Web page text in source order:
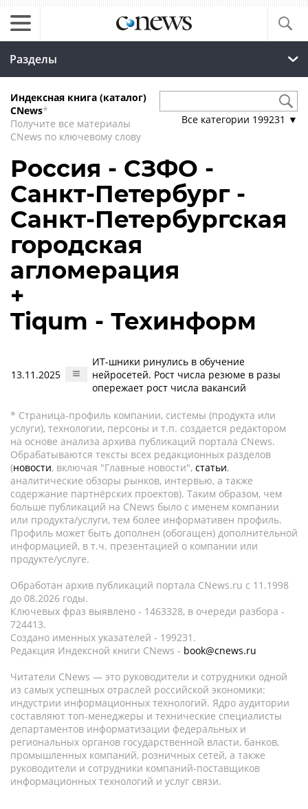
Разделы
Индексная книга (каталог)
CNews*
Получите все материалы
CNews по ключевому слову
Все категории 199231 ▼
Россия - СЗФО -
Санкт-Петербург -
Санкт-Петербургская
городская
агломерация
+
Tiqum - Техинформ
13.11.2025
ИТ-шники ринулись в обучение
нейросетей. Рост числа резюме в разы
опережает рост числа вакансий
* Страница-профиль компании, системы (продукта или
услуги), технологии, персоны и т.п. создается редактором
на основе анализа архива публикаций портала CNews.
Обрабатываются тексты всех редакционных разделов
(новости, включая "Главные новости", статьи,
аналитические обзоры рынков, интервью, а также
содержание партнёрских проектов). Таким образом, чем
больше публикаций на CNews было с именем компании
или продукта/услуги, тем более информативен профиль.
Профиль может быть дополнен (обогащен) дополнительной
информацией, в т.ч. презентацией о компании или
продукте/услуге.
Обработан архив публикаций портала CNews.ru c 11.1998
до 08.2026 годы.
Ключевых фраз выявлено - 1463328, в очереди разбора -
724413.
Создано именных указателей - 199231.
Редакция Индексной книги CNews - book@cnews.ru
Читатели CNews — это руководители и сотрудники одной
из самых успешных отраслей российской экономики:
индустрии информационных технологий. Ядро аудитории
составляют топ-менеджеры и технические специалисты
департаментов информатизации федеральных и
региональных органов государственной власти, банков,
промышленных компаний, розничных сетей, а также
руководители и сотрудники компаний-поставщиков
информационных технологий и услуг связи.